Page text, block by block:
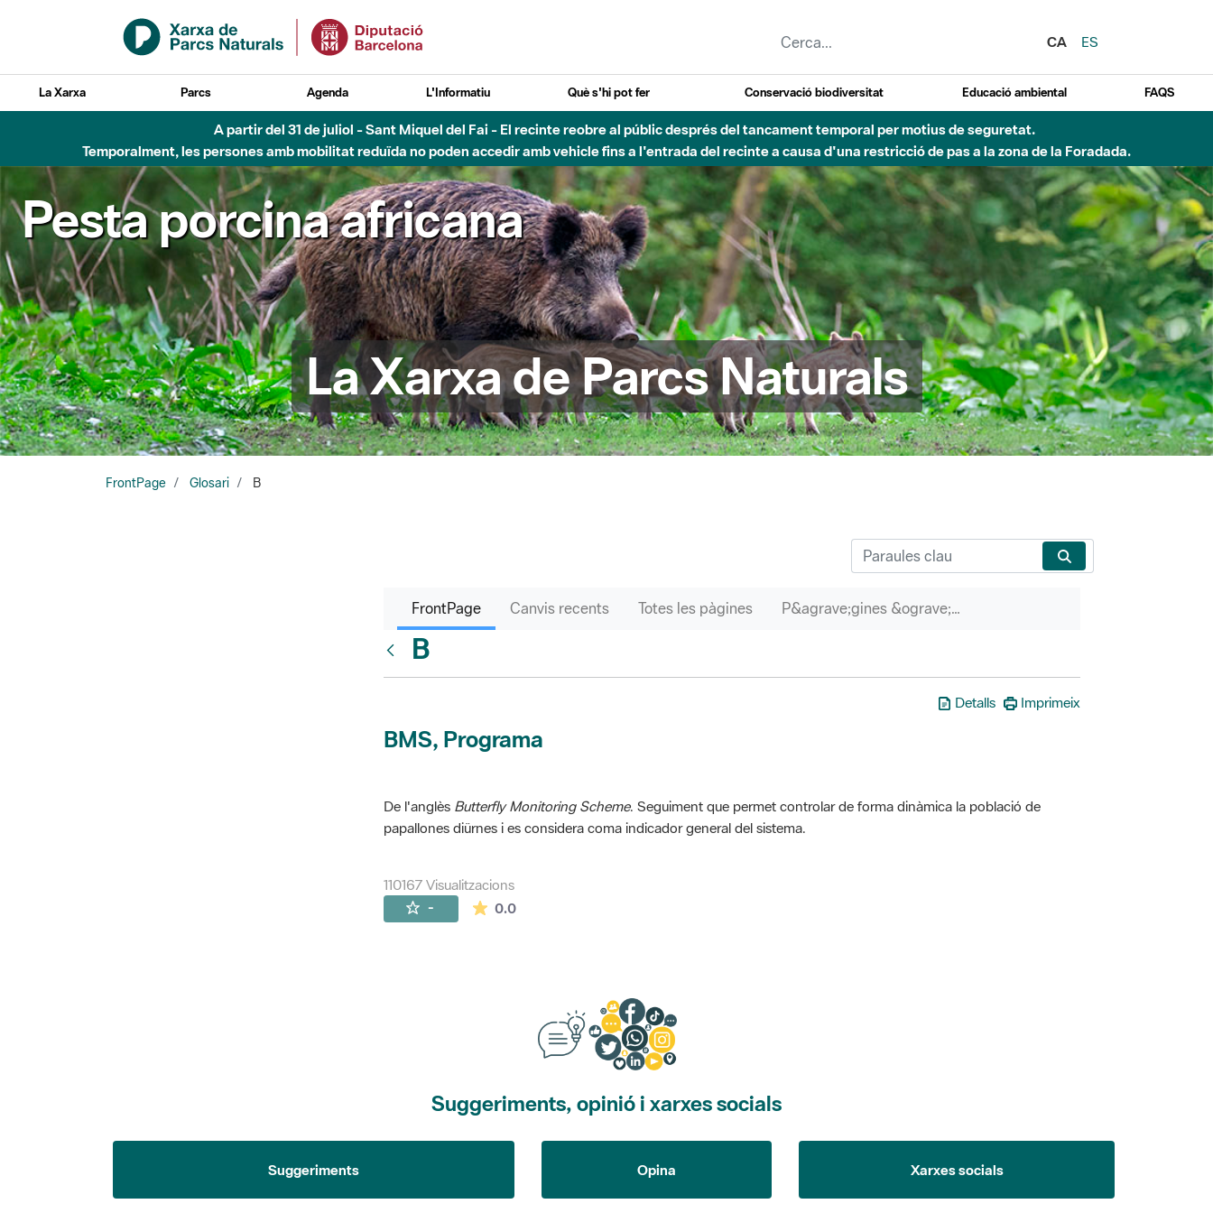
Salta al contingut principal
CA
ES
La Xarxa Parcs Agenda L'Informatiu Què s'hi pot fer Conservació biodiversitat Educació ambiental FAQS
A partir del 31 de juliol - Sant Miquel del Fai - El recinte reobre al públic després del tancament temporal per motius de seguretat.
Temporalment, les persones amb mobilitat reduïda no poden accedir amb vehicle fins a l'entrada del recinte a causa d'una restricció de pas a la zona de la Foradada.
Pesta porcina africana
La Xarxa de Parcs Naturals
FrontPage Glosari B
FrontPage Canvis recents Totes les pàgines P&agrave;gines &ograve;rfenes
B
Detalls Imprimeix
BMS, Programa
De l'anglès Butterfly Monitoring Scheme. Seguiment que permet controlar de forma dinàmica la població de
papallones diürnes i es considera coma indicador general del sistema.
110167 Visualitzacions
- 0.0La mitjana de les valoracions és de 0 estrelles de 5.
Suggeriments, opinió i xarxes socials
Suggeriments Opina Xarxes socials